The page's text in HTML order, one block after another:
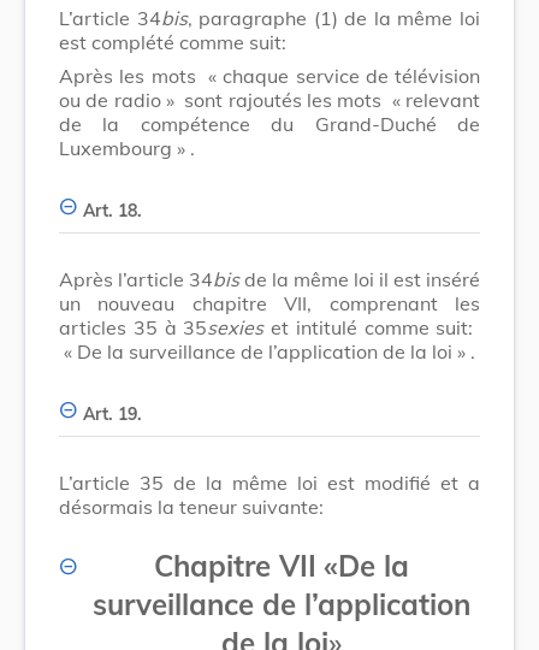
L’article 34bis, paragraphe (1) de la même loi
est complété comme suit:
Après les mots « chaque service de télévision
ou de radio » sont rajoutés les mots « relevant
de la compétence du Grand-Duché de
Luxembourg » .
Art. 18.
Après l’article 34bisde la même loi il est inséré
un nouveau chapitre VII, comprenant les
articles 35 à 35sexieset intitulé comme suit:
« De la surveillance de l’application de la loi » .
Art. 19.
L’article 35 de la même loi est modifié et a
désormais la teneur suivante:
Chapitre VII «De la
surveillance de l’application
de la loi»